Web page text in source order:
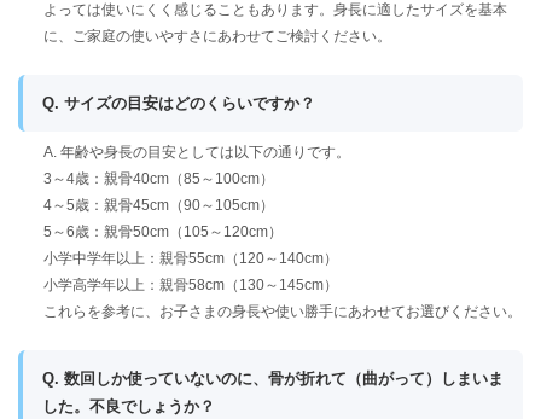
よっては使いにくく感じることもあります。身長に適したサイズを基本
に、ご家庭の使いやすさにあわせてご検討ください。
Q. サイズの目安はどのくらいですか？
A. 年齢や身長の目安としては以下の通りです。
3～4歳：親骨40cm（85～100cm）
4～5歳：親骨45cm（90～105cm）
5～6歳：親骨50cm（105～120cm）
小学中学年以上：親骨55cm（120～140cm）
小学高学年以上：親骨58cm（130～145cm）
これらを参考に、お子さまの身長や使い勝手にあわせてお選びください。
Q. 数回しか使っていないのに、骨が折れて（曲がって）しまいま
した。不良でしょうか？